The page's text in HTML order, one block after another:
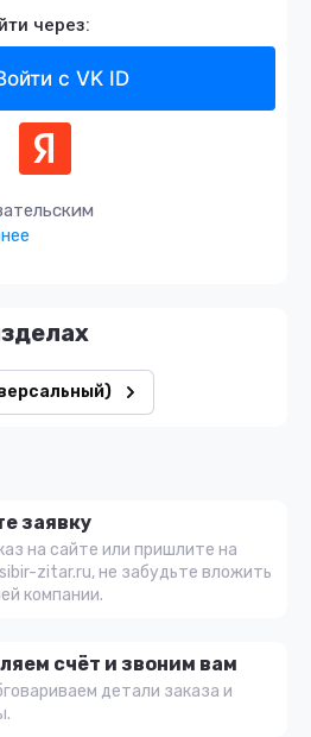
через:
с VK ID
заявку
на сайте или пришлите на
zitar.ru, не забудьте вложить
компании.
счёт и звоним вам
детали заказа и